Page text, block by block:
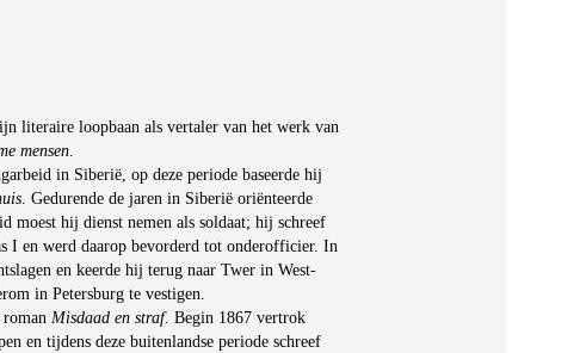
literaire loopbaan als vertaler van het werk van
mensen.
in Siberië, op deze periode baseerde hij
. Gedurende de jaren in Siberië oriënteerde
moest hij dienst nemen als soldaat; hij schreef
I en werd daarop bevorderd tot onderofficier. In
en keerde hij terug naar Twer in West-
in Petersburg te vestigen.
roman Misdaad en straf. Begin 1867 vertrok
en tijdens deze buitenlandse periode schreef